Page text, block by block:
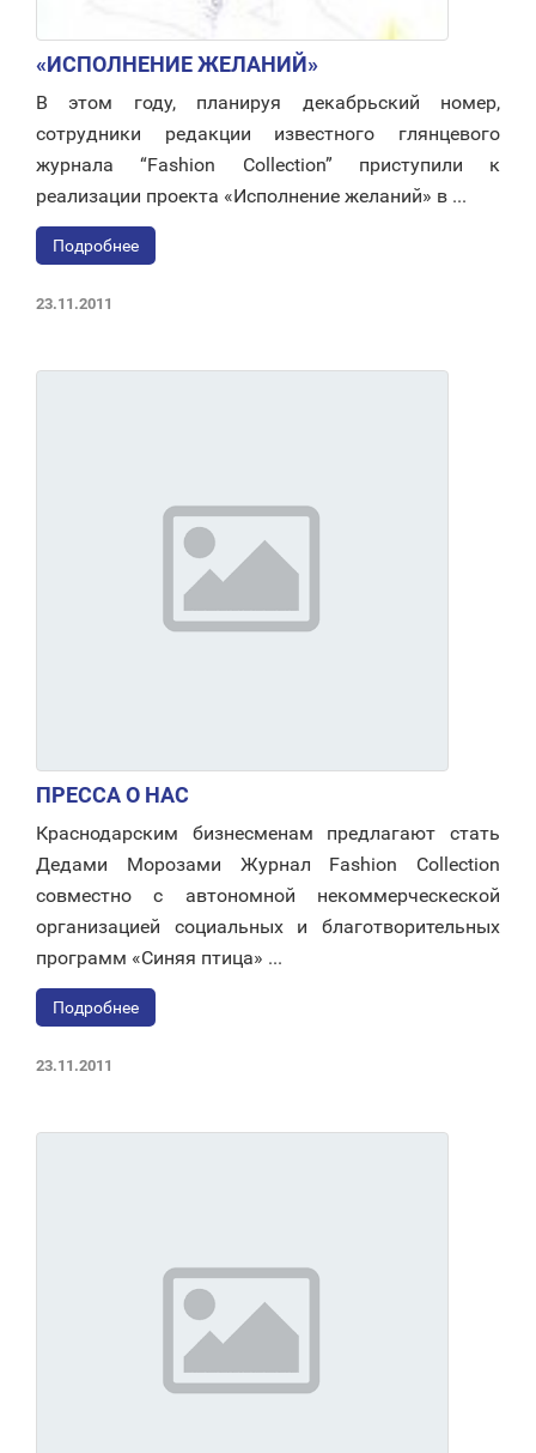
«ИСПОЛНЕНИЕ ЖЕЛАНИЙ»
В этом году, планируя декабрьский номер,
сотрудники редакции известного глянцевого
журнала “Fashion Collection” приступили к
реализации проекта «Исполнение желаний» в ...
Подробнее
23.11.2011
ПРЕССА О НАС
Краснодарским бизнесменам предлагают стать
Дедами Морозами Журнал Fashion Collection
совместно с автономной некоммерческеской
организацией социальных и благотворительных
программ «Синяя птица» ...
Подробнее
23.11.2011